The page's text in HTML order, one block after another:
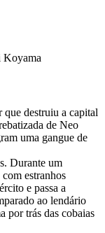
Koyama
destruiu a capital
de Neo
uma gangue de
Durante um
estranhos
e passa a
ao lendário
por trás das cobaias